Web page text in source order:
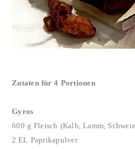
Zutaten für 4 Portionen
Gyros
600 g Fleisch (Kalb, Lamm,
2 EL Paprikapulver